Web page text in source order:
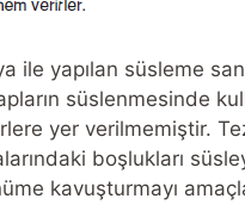
ile yapılan süsleme
süslenmesinde
yer verilmemiştir.
boşlukları
kavuşturmayı